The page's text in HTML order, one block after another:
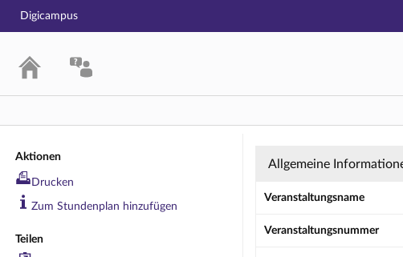
Digicampus
Aktionen
Drucken
Zum Stundenplan hinzufügen
Teilen
Seminar:
Allgemeine
Veranstaltungsname
Veranstaltungsnummer